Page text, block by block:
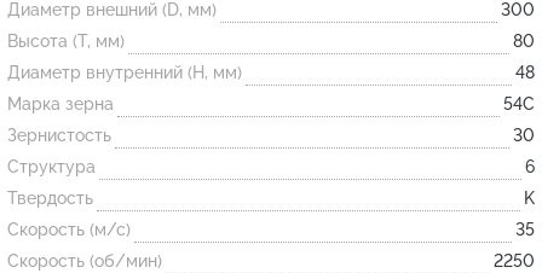
Огнеупорные
изделия
Скачать каталог
Тигель
Муфель
Черпак
Диаметр внешний (D, мм)
300
Высота (T, мм)
80
Диаметр внутренний (H, мм)
48
Марка зерна
54С
Зернистость
30
Структура
6
Твердость
K
Скорость (м/с)
35
Скорость (об/мин)
2250